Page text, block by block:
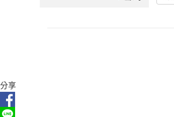
分享